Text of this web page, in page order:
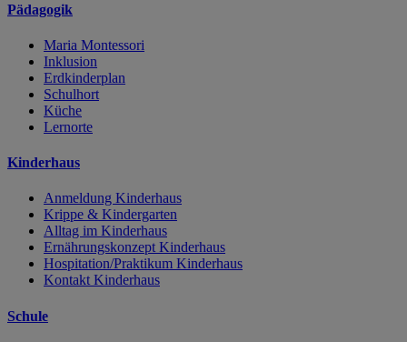
Pädagogik
Maria Montessori
Inklusion
Erdkinderplan
Schulhort
Küche
Lernorte
Kinderhaus
Anmeldung Kinderhaus
Krippe & Kindergarten
Alltag im Kinderhaus
Ernährungskonzept Kinderhaus
Hospitation/Praktikum Kinderhaus
Kontakt Kinderhaus
Schule